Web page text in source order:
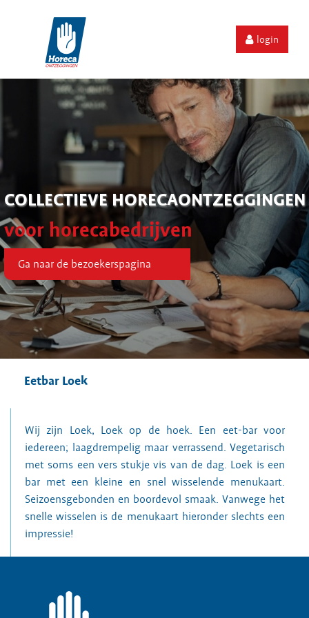
login
COLLECTIEVE HORECAONTZEGGINGEN
voor horecabedrijven
Ga naar de bezoekerspagina
Eetbar Loek
Wij zijn Loek, Loek op de hoek. Een eet-bar voor
iedereen; laagdrempelig maar verrassend. Vegetarisch
met soms een vers stukje vis van de dag. Loek is een
bar met een kleine en snel wisselende menukaart.
Seizoensgebonden en boordevol smaak. Vanwege het
snelle wisselen is de menukaart hieronder slechts een
impressie!